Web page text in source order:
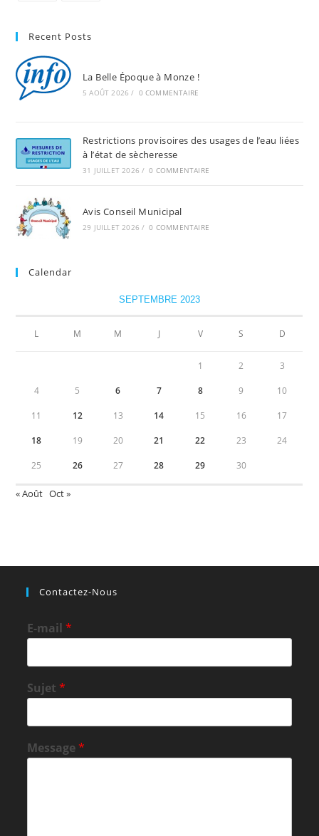
Recent Posts
La Belle Époque à Monze !
5 AOÛT 2026 / 0 COMMENTAIRE
Restrictions provisoires des usages de l’eau liées
à l’état de sècheresse
31 JUILLET 2026 / 0 COMMENTAIRE
Avis Conseil Municipal
29 JUILLET 2026 / 0 COMMENTAIRE
Calendar
SEPTEMBRE 2023
L M M J V S D
1 2 3
4 5 6 7 8 9 10
11 12 13 14 15 16 17
18 19 20 21 22 23 24
25 26 27 28 29 30
« Août Oct »
Contactez-Nous
E-mail*
Sujet*
Message*